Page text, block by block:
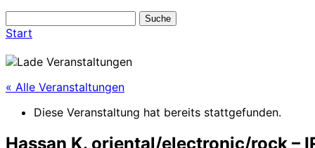
Start
« Alle Veranstaltungen
Diese Veranstaltung hat bereits stattgefunden.
Hassan K. oriental/electronic/rock –